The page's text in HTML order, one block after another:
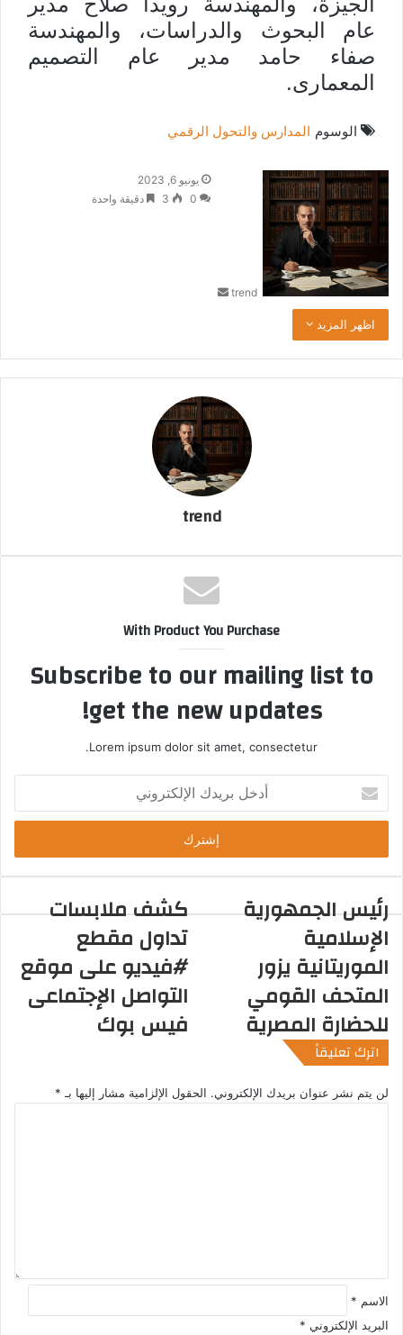
عام البحوث والدراسات، والمهندسة
صفاء حامد مدير عام التصميم
المعمارى.
الوسوم المدارس والتحول الرقمي
trend
ت
ر
و
ن
ي
يونيو 6, 2023
0
3 دقيقة واحدة
اظهر المزيد
trend
With Product You Purchase
Subscribe to our mailing list to
get the new updates!
Lorem ipsum dolor sit amet, consectetur.
خ
ب
ر
د
ك
ل
إ
ك
ر
و
ن
رئيس الجمهورية
الإسلامية
الموريتانية يزور
المتحف القومي
للحضارة المصرية
كشف ملابسات
تداول مقطع
#فيديو على موقع
التواصل الإجتماعى
فيس بوك
اترك تعليقاً
لن يتم نشر عنوان بريدك الإلكتروني. الحقول الإلزامية مشار إليها بـ *
الاسم *
البريد الإلكتروني *